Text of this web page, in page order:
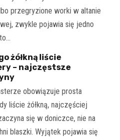
przegryzione worki w altanie
zwykle pojawia się jedno
żółkną liście
– najczęstsze
obowiązuje prosta
liście żółkną, najczęściej
się w doniczce, nie na
blaszki. Wyjątek pojawia się